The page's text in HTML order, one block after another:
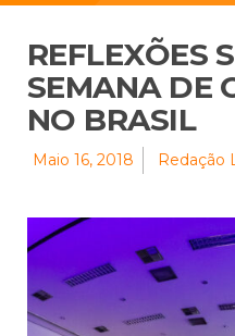
REFLEXÕES
SEMANA DE
NO BRASIL
Maio 16, 2018 Redação